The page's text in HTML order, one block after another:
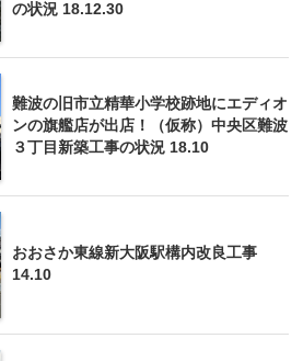
の状況 18.12.30
難波の旧市立精華小学校跡地にエディオ
ンの旗艦店が出店！（仮称）中央区難波
３丁目新築工事の状況 18.10
おおさか東線新大阪駅構内改良工事
14.10